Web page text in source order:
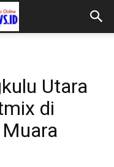
Utara
di